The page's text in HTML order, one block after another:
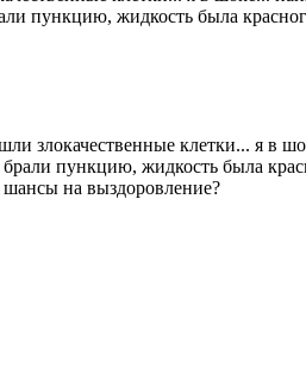
пункцию, жидкость была
злокачественные клетки... я в
пункцию, жидкость была
шансы на выздоровление?